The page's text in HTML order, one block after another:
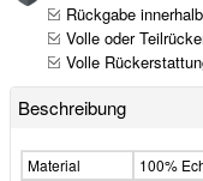
Rückgabe
Volle oder
Volle
Beschreibung
Material
100%